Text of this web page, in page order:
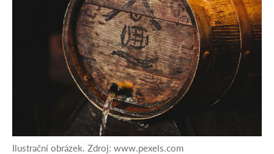
Ilustrační obrázek. Zdroj: www.pexels.com